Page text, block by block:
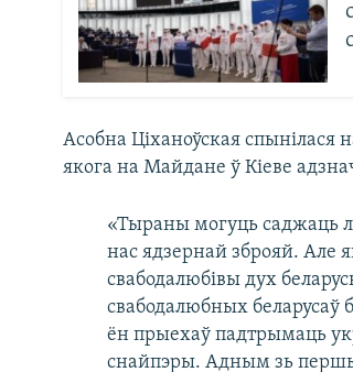
Асобна Ціханоўская спынілася
якога на Майдане ў Кіеве
«Тыраны могуць саджаць
нас ядзернай зброяй. Але
свабодалюбівы дух
свабодалюбных беларусаў
ён прыехаў падтрымаць
снайпэры. Адным зь